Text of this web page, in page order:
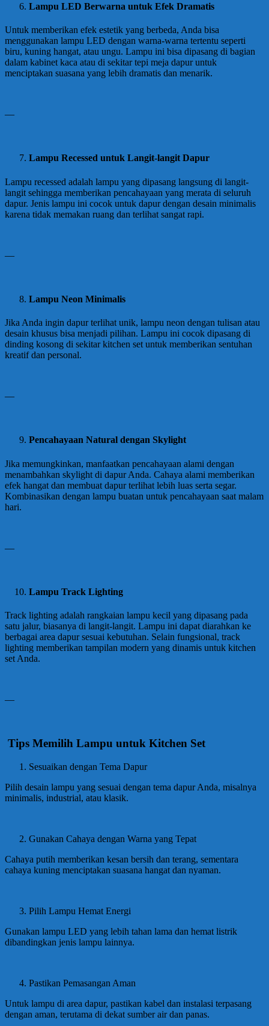
Lampu LED Berwarna untuk Efek Dramatis
Untuk memberikan efek estetik yang berbeda, Anda bisa
menggunakan lampu LED dengan warna-warna tertentu seperti
biru, kuning hangat, atau ungu. Lampu ini bisa dipasang di bagian
dalam kabinet kaca atau di sekitar tepi meja dapur untuk
menciptakan suasana yang lebih dramatis dan menarik.
—
Lampu Recessed untuk Langit-langit Dapur
Lampu recessed adalah lampu yang dipasang langsung di langit-
langit sehingga memberikan pencahayaan yang merata di seluruh
dapur. Jenis lampu ini cocok untuk dapur dengan desain minimalis
karena tidak memakan ruang dan terlihat sangat rapi.
—
Lampu Neon Minimalis
Jika Anda ingin dapur terlihat unik, lampu neon dengan tulisan atau
desain khusus bisa menjadi pilihan. Lampu ini cocok dipasang di
dinding kosong di sekitar kitchen set untuk memberikan sentuhan
kreatif dan personal.
—
Pencahayaan Natural dengan Skylight
Jika memungkinkan, manfaatkan pencahayaan alami dengan
menambahkan skylight di dapur Anda. Cahaya alami memberikan
efek hangat dan membuat dapur terlihat lebih luas serta segar.
Kombinasikan dengan lampu buatan untuk pencahayaan saat malam
hari.
—
Lampu Track Lighting
Track lighting adalah rangkaian lampu kecil yang dipasang pada
satu jalur, biasanya di langit-langit. Lampu ini dapat diarahkan ke
berbagai area dapur sesuai kebutuhan. Selain fungsional, track
lighting memberikan tampilan modern yang dinamis untuk kitchen
set Anda.
—
Tips Memilih Lampu untuk Kitchen Set
Sesuaikan dengan Tema Dapur
Pilih desain lampu yang sesuai dengan tema dapur Anda, misalnya
minimalis, industrial, atau klasik.
Gunakan Cahaya dengan Warna yang Tepat
Cahaya putih memberikan kesan bersih dan terang, sementara
cahaya kuning menciptakan suasana hangat dan nyaman.
Pilih Lampu Hemat Energi
Gunakan lampu LED yang lebih tahan lama dan hemat listrik
dibandingkan jenis lampu lainnya.
Pastikan Pemasangan Aman
Untuk lampu di area dapur, pastikan kabel dan instalasi terpasang
dengan aman, terutama di dekat sumber air dan panas.